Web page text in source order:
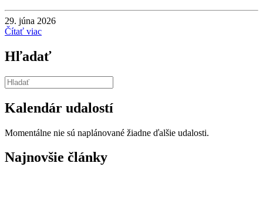
29. júna 2026
Čítať viac
Hľadať
Kalendár udalostí
Momentálne nie sú naplánované žiadne ďalšie udalosti.
Najnovšie články